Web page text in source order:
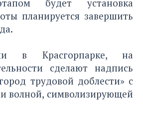
будет установка
планируется завершить
в Красгорпарке, на
сделают надпись
трудовой доблести» с
волной, символизирующей